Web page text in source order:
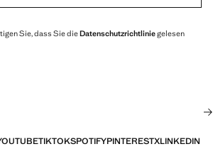
Sie, dass Sie dieDatenschutzrichtliniegelesen
TIKTOKSPOTIFYPINTERESTXLINKEDIN